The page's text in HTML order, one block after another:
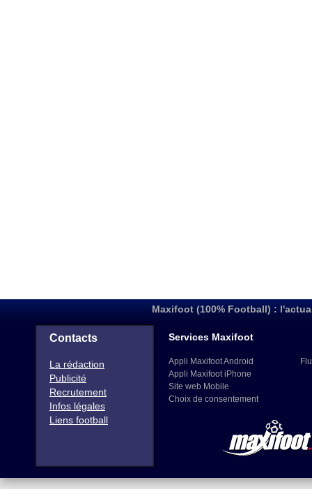
Maxifoot (100% Football) :
Contacts
La rédaction
Publicité
Recrutement
Infos légales
Liens football
Services Maxifoot
Appli Maxifoot Android
Appli Maxifoot iPhone
Site web Mobile
Choix de consentement